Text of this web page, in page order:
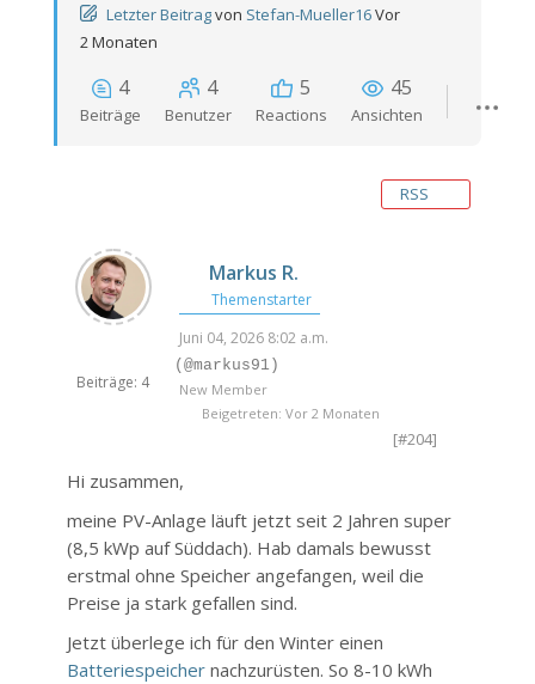
Letzter Beitragvon Stefan-Mueller16Vor
2 Monaten
4
Beiträge
4
Benutzer
5
Reactions
45
Ansichten
RSS
Beiträge: 4
Markus R.
Themenstarter
Juni 04, 2026 8:02 a.m.
(@markus91)
New Member
Beigetreten: Vor 2 Monaten
[#204]
Hi zusammen,
meine PV-Anlage läuft jetzt seit 2 Jahren super
(8,5 kWp auf Süddach). Hab damals bewusst
erstmal ohne Speicher angefangen, weil die
Preise ja stark gefallen sind.
Jetzt überlege ich für den Winter einen
Batteriespeichernachzurüsten. So 8-10 kWh